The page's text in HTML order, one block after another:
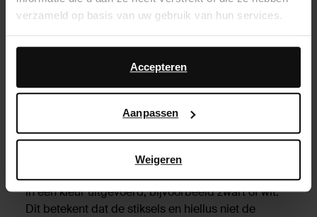
verzameld op basis van uw gebruik van hun services.
Daarnaast werken wij samen met Google voor
advertentie- en meetdoeleinden. Meer informatie over
hoe Google uw persoonsgegevens gebruikt, vindt u op
Accepteren
Aanpassen
Weigeren
Dr. Martens Mono
Mono is de afkorting van monochroom. Dit klinkt
heel fancy, maar betekent simpelweg dat iets één
in één kleur uitgevoerd, bijvoorbeeld zwart of wit.
Dit betekent dat de stiksels en hiellus niet de